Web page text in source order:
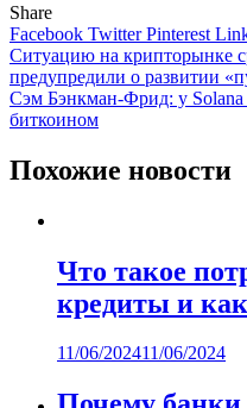
Share
Facebook TwitterPinterest
Навигация
по
записям
Ситуацию на крипторынке
предупредили о развитии
Сэм Бэнкман-Фрид: у Solana
биткоином
Похожие новости
Что такое
кредиты и
11/06/202411/06/2024